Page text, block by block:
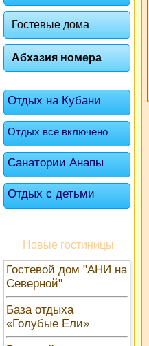
Гостевые дома
Абхазия номера
Отдых на Кубани
Отдых все включено
Санатории Анапы
Отдых с детьми
Новые гостиницы
Гостевой дом "АНИ на
Северной"
База отдыха
«Голубые Ели»